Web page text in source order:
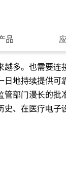
品
多。也需要
地持续提供
部门漫长的
、在医疗电